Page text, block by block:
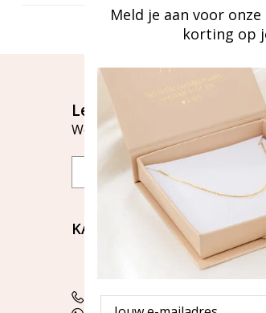
Let's stay in touch
Word lid van onze mailinglijst
KAYA Sieraden
Bellen of WhatsApp Ma-Vr
tussen 09:00-17:00
Tel: 085 000 31 87
Meld je aan voor
korting op
Email